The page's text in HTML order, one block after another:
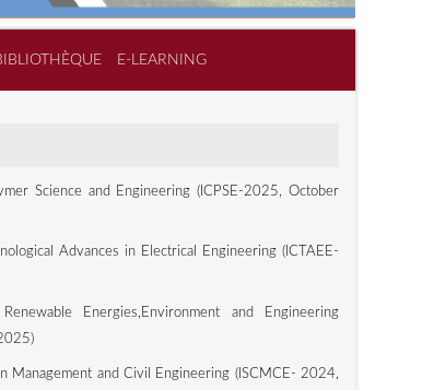
E-LEARNING
Science and Engineering (ICPSE-2025, October
Advances in Electrical Engineering (ICTAEE-
Energies,Environment and Engineering
Management and Civil Engineering (ISCMCE- 2024,